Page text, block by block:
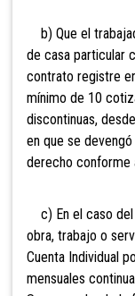
b) Que el
de casa particular
contrato registre
mínimo de 10
discontinuas,
en que se
derecho conforme
c) En el caso
obra, trabajo o
Cuenta Individual
mensuales